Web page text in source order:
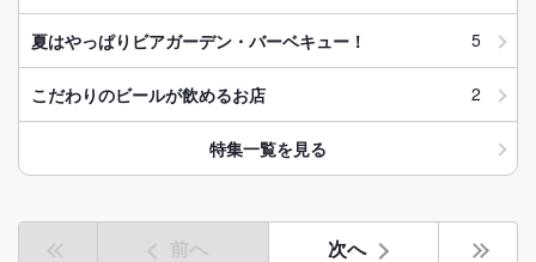
夏はやっぱりビアガーデン・バーベキュー！ 5
こだわりのビールが飲めるお店 2
特集一覧を見る
前へ 次へ